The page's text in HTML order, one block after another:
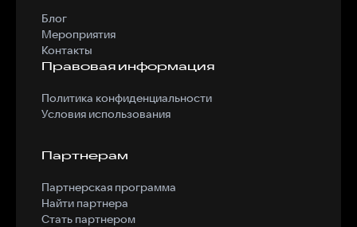
Блог
Мероприятия
Контакты
Правовая информация
Политика конфиденциальности
Условия использования
Партнерам
Партнерская программа
Найти партнера
Стать партнером